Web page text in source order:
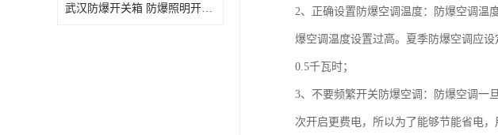
武汉防爆开关箱 防爆照明开关箱厂家 2、正确设置防爆空调温度：防爆空调温
爆空调温度设置过高。夏季防爆空调应
0.5千瓦时；
3、不要频繁开关防爆空调：防爆空调一
次开启更费电，所以为了能够节能省电